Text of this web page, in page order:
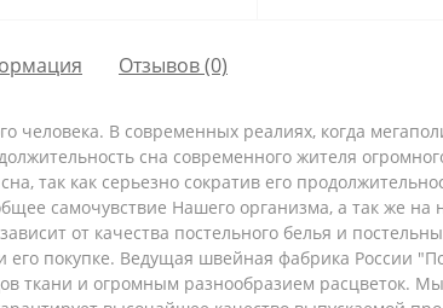
Отзывов (0)
человека. В современных реалиях, когда
сна современного жителя
так как серьезно сократив его
самочувствие Нашего организма, а так же
от качества постельного белья и
покупке. Ведущая швейная фабрика России
ткани и огромным разнообразием расцветок.